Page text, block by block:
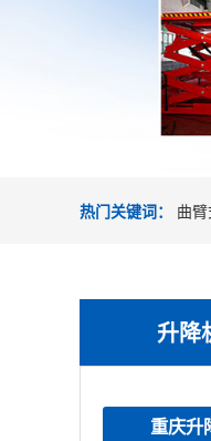
热门关键词： 曲
升降
重庆升